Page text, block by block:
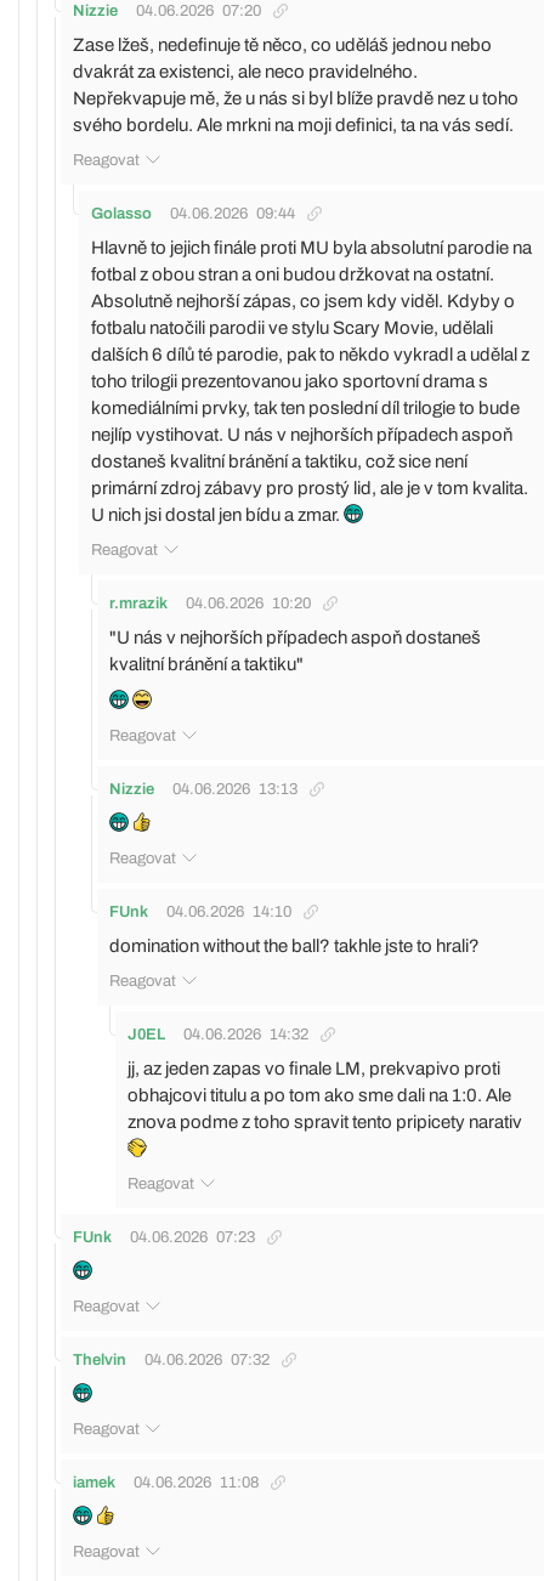
Nizzie 04.06.2026 07:20
Zase lžeš, nedefinuje tě něco, co uděláš jednou nebo
dvakrát za existenci, ale neco pravidelného.
Nepřekvapuje mě, že u nás si byl blíže pravdě nez u toho
svého bordelu. Ale mrkni na moji definici, ta na vás sedí.
Reagovat
Golasso 04.06.2026 09:44
Hlavně to jejich finále proti MU byla absolutní parodie na
fotbal z obou stran a oni budou držkovat na ostatní.
Absolutně nejhorší zápas, co jsem kdy viděl. Kdyby o
fotbalu natočili parodii ve stylu Scary Movie, udělali
dalších 6 dílů té parodie, pak to někdo vykradl a udělal z
toho trilogii prezentovanou jako sportovní drama s
komediálními prvky, tak ten poslední díl trilogie to bude
nejlíp vystihovat. U nás v nejhorších případech aspoň
dostaneš kvalitní bránění a taktiku, což sice není
primární zdroj zábavy pro prostý lid, ale je v tom kvalita.
U nich jsi dostal jen bídu a zmar.
Reagovat
r.mrazik 04.06.2026 10:20
"U nás v nejhorších případech aspoň dostaneš
kvalitní bránění a taktiku"
Reagovat
Nizzie 04.06.2026 13:13
Reagovat
FUnk 04.06.2026 14:10
domination without the ball? takhle jste to hrali?
Reagovat
J0EL 04.06.2026 14:32
jj, az jeden zapas vo finale LM, prekvapivo proti
obhajcovi titulu a po tom ako sme dali na 1:0. Ale
znova podme z toho spravit tento pripicety narativ
Reagovat
FUnk 04.06.2026 07:23
Reagovat
Thelvin 04.06.2026 07:32
Reagovat
iamek 04.06.2026 11:08
Reagovat